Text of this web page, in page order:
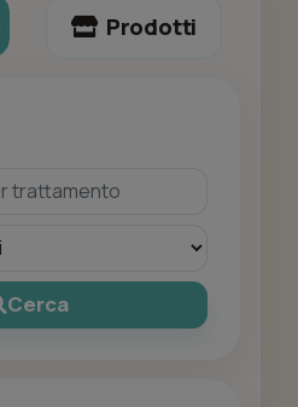
Prodotti
Cerca